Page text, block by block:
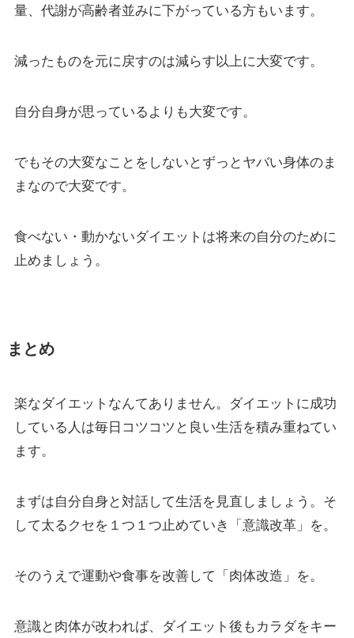
量、代謝が高齢者並みに下がっている方もいます。
減ったものを元に戻すのは減らす以上に大変です。
自分自身が思っているよりも大変です。
でもその大変なことをしないとずっとヤバい身体のま
まなので大変です。
食べない・動かないダイエットは将来の自分のために
止めましょう。
まとめ
楽なダイエットなんてありません。ダイエットに成功
している人は毎日コツコツと良い生活を積み重ねてい
ます。
まずは自分自身と対話して生活を見直しましょう。そ
して太るクセを１つ１つ止めていき「意識改革」を。
そのうえで運動や食事を改善して「肉体改造」を。
意識と肉体が改われば、ダイエット後もカラダをキー